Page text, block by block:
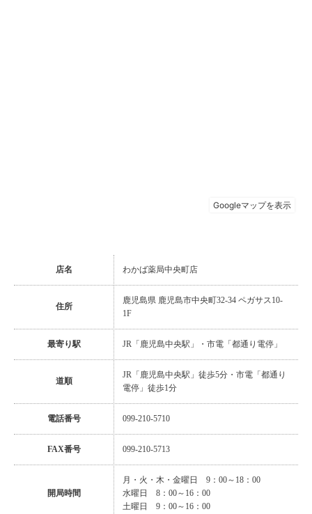
店名 わかば薬局中央町店
住所
鹿児島県 鹿児島市中央町32-34 ペガサス10-
1F
最寄り駅 JR「鹿児島中央駅」・市電「都通り電停」
道順
JR「鹿児島中央駅」徒歩5分・市電「都通り
電停」徒歩1分
電話番号 099-210-5710
FAX番号 099-210-5713
開局時間
月・火・木・金曜日 9：00～18：00
水曜日 8：00～16：00
土曜日 9：00～16：00